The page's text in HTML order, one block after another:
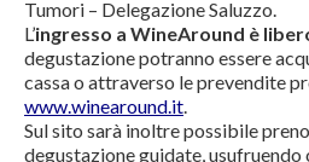
Tumori – Delegazione Saluzzo.
L’ingresso a WineAround è
degustazione potranno essere
cassa o attraverso le prevendite
www.winearound.it.
Sul sito sarà inoltre possibile
degustazione guidate, usufruendo